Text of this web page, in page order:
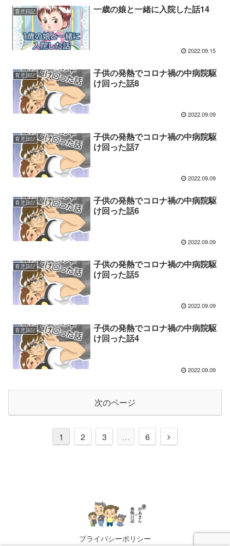
育児日記 一歳の娘と一緒に入院した話14
2022.09.15
育児日記
子供の発熱でコロナ禍の中病院駆
け回った話8
2022.09.09
育児日記
子供の発熱でコロナ禍の中病院駆
け回った話7
2022.09.09
育児日記
子供の発熱でコロナ禍の中病院駆
け回った話6
2022.09.09
育児日記
子供の発熱でコロナ禍の中病院駆
け回った話5
2022.09.09
育児日記
子供の発熱でコロナ禍の中病院駆
け回った話4
2022.09.09
次のページ
1 2 3 … 6
プライバシーポリシー